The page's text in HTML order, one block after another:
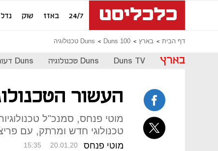
24/7 באזז שוק
דף הבית בארץ Duns 100 Duns טכנולוגיה
בארץ Duns TV Duns טכנולוגיה Duns דעות
העשור
מוטי פנחס, סמנכ"ל
טכנולוגי חדש ומרתק, עם
מוטי פנחס 15:35 20.01.20